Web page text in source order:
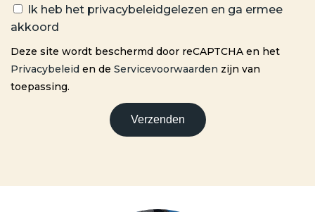
Ik heb het privacybeleidgelezen en ga ermee
akkoord
Deze site wordt beschermd door reCAPTCHA en het
Privacybeleid en de Servicevoorwaarden zijn van
toepassing.
Verzenden